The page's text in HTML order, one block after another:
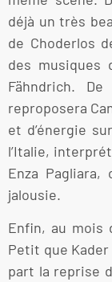
déjà un très
de Choderlos
des musiques
Fähndrich.
reproposera
et d’énergie
l’Italie,
Enza
jalousie.
Enfin, au mois
Petit que Kader
part la reprise